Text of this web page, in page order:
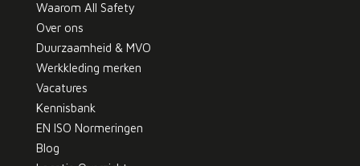
Waarom All Safety
Over ons
Duurzaamheid & MVO
Werkkleding merken
Vacatures
Kennisbank
EN ISO Normeringen
Blog